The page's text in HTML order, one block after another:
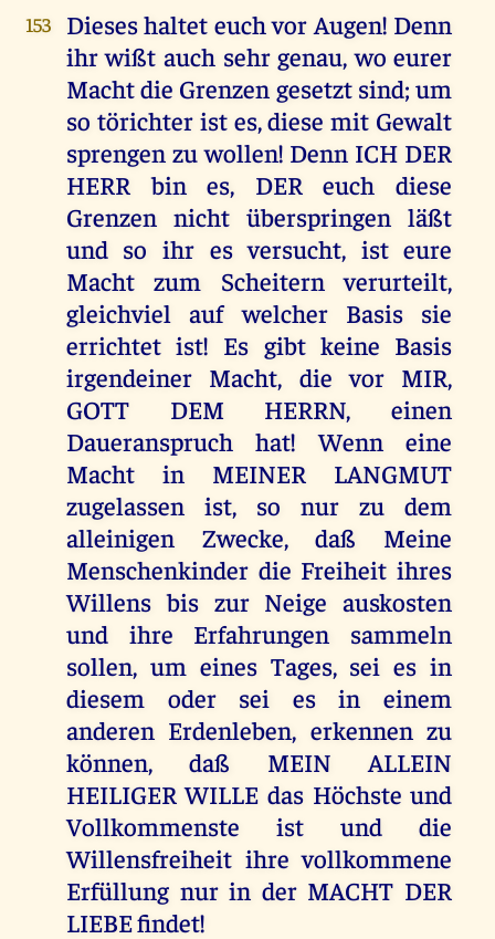
153
Dieses haltet euch vor Augen! Denn
ihr wißt auch sehr genau, wo eurer
Macht die Grenzen gesetzt sind; um
so törichter ist es, diese mit Gewalt
sprengen zu wollen! Denn ICH DER
HERR bin es, DER euch diese
Grenzen nicht überspringen läßt
und so ihr es versucht, ist eure
Macht zum Scheitern verurteilt,
gleichviel auf welcher Basis sie
errichtet ist! Es gibt keine Basis
irgendeiner Macht, die vor MIR,
GOTT DEM HERRN, einen
Daueranspruch hat! Wenn eine
Macht in MEINER LANGMUT
zugelassen ist, so nur zu dem
alleinigen Zwecke, daß Meine
Menschenkinder die Freiheit ihres
Willens bis zur Neige auskosten
und ihre Erfahrungen sammeln
sollen, um eines Tages, sei es in
diesem oder sei es in einem
anderen Erdenleben, erkennen zu
können, daß MEIN ALLEIN
HEILIGER WILLE das Höchste und
Vollkommenste ist und die
Willensfreiheit ihre vollkommene
Erfüllung nur in der MACHT DER
LIEBE findet!